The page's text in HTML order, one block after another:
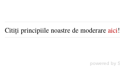
Citiți principiile noastre de moderare aici!
powered by